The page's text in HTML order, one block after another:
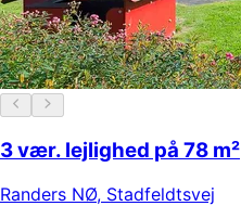
3 vær. lejlighed på 78 m²
Randers NØ, Stadfeldtsvej